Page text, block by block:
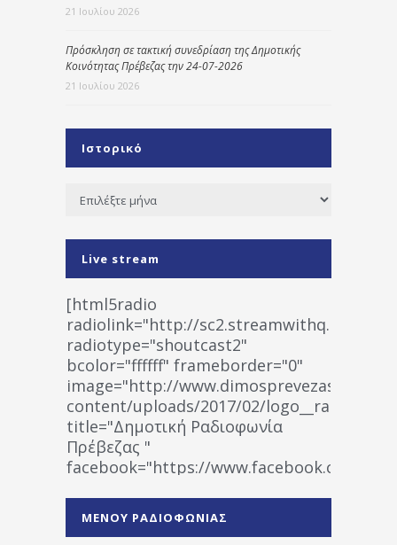
21 Ιουλίου 2026
Πρόσκληση σε τακτική συνεδρίαση της Δημοτικής
Κοινότητας Πρέβεζας την 24-07-2026
21 Ιουλίου 2026
Ιστορικό
Ιστορικό
Live stream
[html5radio
radiolink="http://
radiotype="shoutcast2"
bcolor="ffffff" frameborder="0"
image="http://www.dimosprevezas.gr/wp-
content/uploads/2017/02/
title="Δημοτική Ραδιοφωνία
Πρέβεζας "
facebook="https://www.facebook.com/
1531194763766854/" artist="" ]
ΜΕΝΟΥ ΡΑΔΙΟΦΩΝΙΑΣ